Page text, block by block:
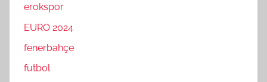
erokspor
EURO 2024
fenerbahçe
futbol